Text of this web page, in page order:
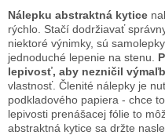
Nálepku abstraktná kytice
rýchlo. Stačí dodržiavať
niektoré výnimky, sú
jednoduché lepenie na stenu.
lepivosť, aby nezničil
vlastnosť. Členité nálepky je
podkladového papiera - chce
lepivosti prenášacej fólie to
abstraktná kytice sa držte